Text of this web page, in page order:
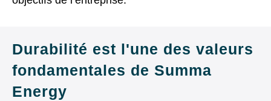
Durabilité est l'une des valeurs
fondamentales de Summa
Energy